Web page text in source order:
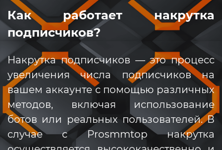
Как работает накрутка
подписчиков?
Накрутка подписчиков — это процесс
увеличения числа подписчиков на
вашем аккаунте с помощью различных
методов, включая использование
ботов или реальных пользователей. В
случае с Prosmmtop накрутка